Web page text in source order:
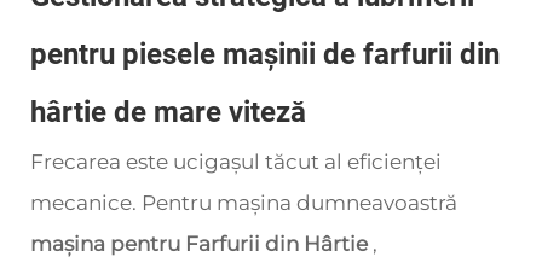
pentru piesele mașinii de farfurii din
hârtie de mare viteză
Frecarea este ucigașul tăcut al eficienței
mecanice. Pentru mașina dumneavoastră
mașina pentru Farfurii din Hârtie ,